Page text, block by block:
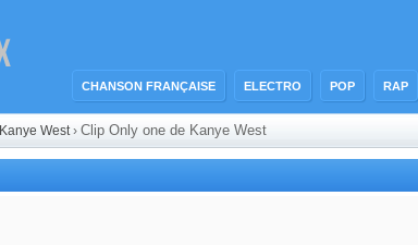
CHANSON FRANÇAISE ELECTRO POP RAP
Kanye West› Clip Only one de Kanye West